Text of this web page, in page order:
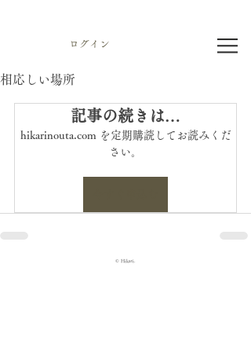
ログイン
相応しい場所
記事の続きは…
hikarinouta.com を定期購読してお読みくだ
さい。
© Hikari.